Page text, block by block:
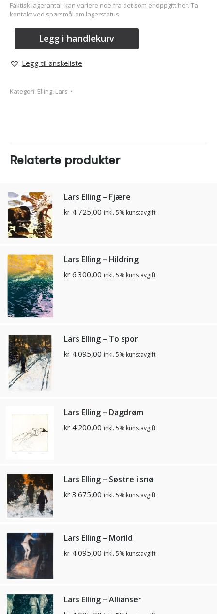
Faktisk lagerantall kan variere noe fra det som er oppgitt her. Ta
kontakt ved spørsmål om lagerstatus.
Legg i handlekurv
Legg til ønskeliste
Kategori: Elling, Lars
Relaterte produkter
Lars Elling – Fjære
kr 4.725,00 inkl. 5% kunstavgift
Lars Elling – Hildring
kr 6.300,00 inkl. 5% kunstavgift
Lars Elling – To spor
kr 4.095,00 inkl. 5% kunstavgift
Lars Elling – Dagdrøm
kr 4.200,00 inkl. 5% kunstavgift
Lars Elling – Søstre i snø
kr 3.675,00 inkl. 5% kunstavgift
Lars Elling – Morild
kr 4.095,00 inkl. 5% kunstavgift
Lars Elling – Allianser